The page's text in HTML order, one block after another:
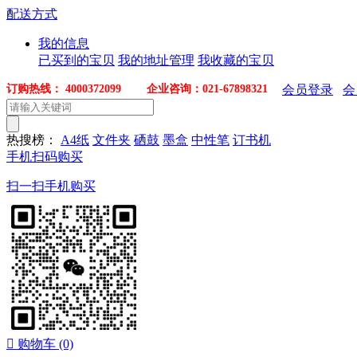
配送方式
我的信息
已买到的宝贝 我的地址管理 我收藏的宝贝
订购热线： 4000372099 企业咨询：021-67898321 会员登录
热搜榜： A4纸 文件夹 硒鼓 墨盒 中性笔 订书机
手机扫码购买
扫一扫手机购买
 购物车 (0)